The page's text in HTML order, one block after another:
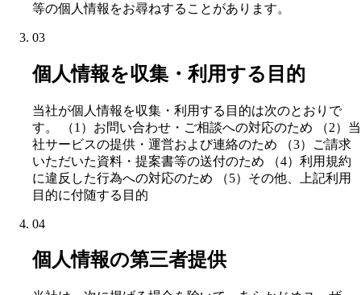
等の個人情報をお尋ねすることがあります。
03
個人情報を収集・利用する目的
当社が個人情報を収集・利用する目的は次のとおりで
す。 （1）お問い合わせ・ご相談への対応のため （2）当
社サービスの提供・運営および連絡のため （3）ご請求
いただいた資料・提案書等の送付のため （4）利用規約
に違反した行為への対応のため （5）その他、上記利用
目的に付随する目的
04
個人情報の第三者提供